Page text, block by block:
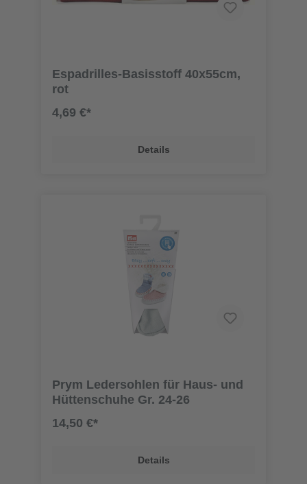
Espadrilles-Basisstoff 40x55cm,
rot
4,69 €*
Details
Prym Ledersohlen für Haus- und
Hüttenschuhe Gr. 24-26
14,50 €*
Details